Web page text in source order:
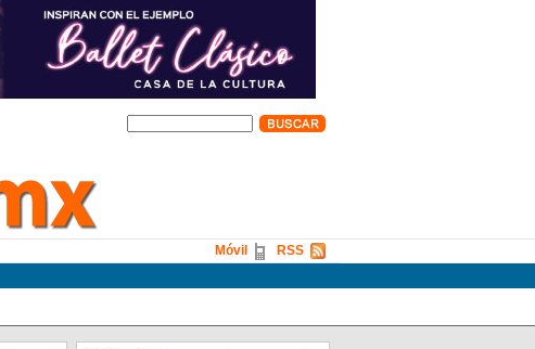
RSS
Móvil